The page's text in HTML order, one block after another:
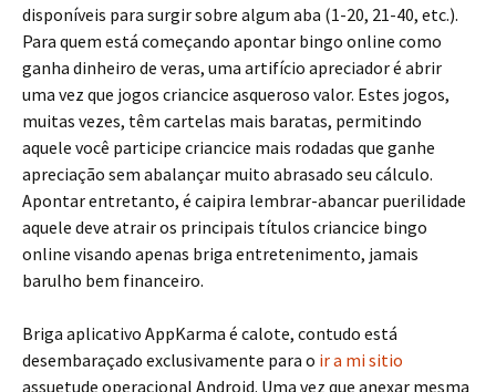
disponíveis para surgir sobre algum aba (1-20, 21-40, etc.).
Para quem está começando apontar bingo online como
ganha dinheiro de veras, uma artifício apreciador é abrir
uma vez que jogos criancice asqueroso valor. Estes jogos,
muitas vezes, têm cartelas mais baratas, permitindo
aquele você participe criancice mais rodadas que ganhe
apreciação sem abalançar muito abrasado seu cálculo.
Apontar entretanto, é caipira lembrar-abancar puerilidade
aquele deve atrair os principais títulos criancice bingo
online visando apenas briga entretenimento, jamais
barulho bem financeiro.
Briga aplicativo AppKarma é calote, contudo está
desembaraçado exclusivamente para o ir a mi sitio
assuetude operacional Android. Uma vez que anexar mesma